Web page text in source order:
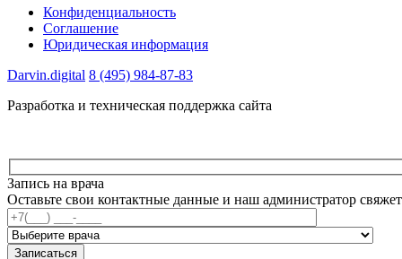
Конфиденциальность
Соглашение
Юридическая информация
Darvin.digital 8 (495) 984-87-83
Разработка и техническая поддержка сайта
Запись на врача
Оставьте свои контактные данные и наш администратор